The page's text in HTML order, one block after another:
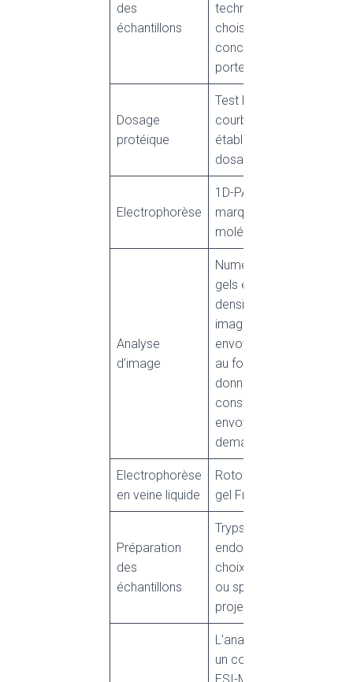
des
échantillons
technologiques
choisies et en
concertation avec le
porteur de projet.
Dosage
protéique
Test Bradford. Une
courbe étalon est
établie à chaque
dosage.
Electrophorèse
1D-PAGE avec
marqueurs de poids
moléculaires.
Analyse
d’image
Numérisation des
gels et analyse par
densitométrie. Les
images de gel sont
envoyées par défaut
au format .jpeg. Les
données brutes sont
conservées et
envoyées sur
demande.
Electrophorèse
en veine liquide
Rotofor, Offgel (pI) ;
gel Free (MW)
Préparation
des
échantillons
Trypsine ou
endoprotéase au
choix selon impératif
ou spécificité du
projet.
L’analyse repose sur
un couplage nanoLC-